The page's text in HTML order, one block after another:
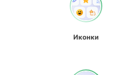
Иконки